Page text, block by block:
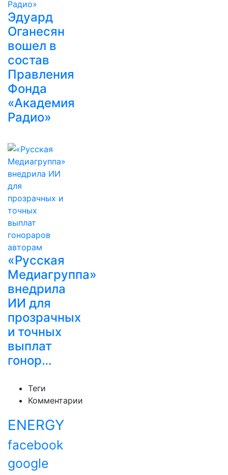
Эдуард
Оганесян
вошел в
состав
Правления
Фонда
«Академия
Радио»
«Русская
Медиагруппа»
внедрила
ИИ для
прозрачных
и точных
выплат
гонор…
Теги
Комментарии
ENERGY
facebook
google